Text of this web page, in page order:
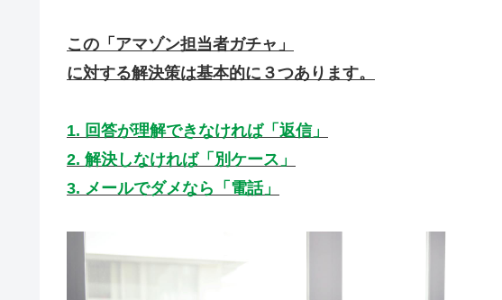
この「アマゾン担当者ガチャ」
に対する解決策は基本的に３つあります。
1. 回答が理解できなければ「返信」
2. 解決しなければ「別ケース」
3. メールでダメなら「電話」